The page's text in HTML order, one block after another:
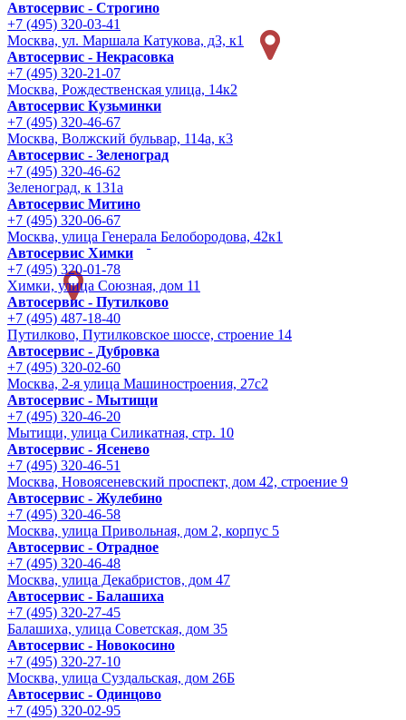
Автосервис - Строгино
+7 (495) 320-03-41
Москва, ул. Маршала Катукова, д3, к1
Автосервис - Некрасовка
+7 (495) 320-21-07
Москва, Рождественская улица, 14к2
Автосервис Кузьминки
+7 (495) 320-46-67
Москва, Волжский бульвар, 114а, к3
Автосервис - Зеленоград
+7 (495) 320-46-62
Зеленоград, к 131а
Автосервис Митино
+7 (495) 320-06-67
Москва, улица Генерала Белобородова, 42к1
Автосервис Химки
+7 (495) 320-01-78
Химки, улица Союзная, дом 11
Автосервис - Путилково
+7 (495) 487-18-40
Путилково, Путилковское шоссе, строение 14
Автосервис - Дубровка
+7 (495) 320-02-60
Москва, 2-я улица Машиностроения, 27с2
Автосервис - Мытищи
+7 (495) 320-46-20
Мытищи, улица Силикатная, стр. 10
Автосервис - Ясенево
+7 (495) 320-46-51
Москва, Новоясеневский проспект, дом 42, строение 9
Автосервис - Жулебино
+7 (495) 320-46-58
Москва, улица Привольная, дом 2, корпус 5
Автосервис - Отрадное
+7 (495) 320-46-48
Москва, улица Декабристов, дом 47
Автосервис - Балашиха
+7 (495) 320-27-45
Балашиха, улица Советская, дом 35
Автосервис - Новокосино
+7 (495) 320-27-10
Москва, улица Суздальская, дом 26Б
Автосервис - Одинцово
+7 (495) 320-02-95